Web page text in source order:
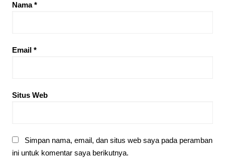
Nama*
Email *
Situs Web
Simpan nama, email, dan situs web saya pada peramban
ini untuk komentar saya berikutnya.